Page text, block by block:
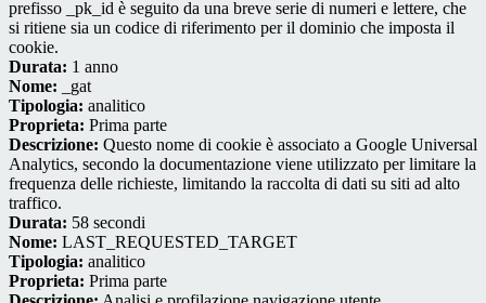
prefisso _pk_id è seguito da una breve serie di numeri e lettere, che
si ritiene sia un codice di riferimento per il dominio che imposta il
cookie.
Durata: 1 anno
Nome: _gat
Tipologia: analitico
Proprieta: Prima parte
Descrizione: Questo nome di cookie è associato a Google Universal
Analytics, secondo la documentazione viene utilizzato per limitare la
frequenza delle richieste, limitando la raccolta di dati su siti ad alto
traffico.
Durata: 58 secondi
Nome: LAST_REQUESTED_TARGET
Tipologia: analitico
Proprieta: Prima parte